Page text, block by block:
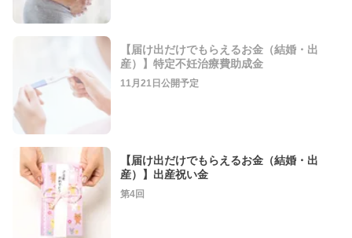
【届け出だけでもらえるお金（結婚・出
産）】特定不妊治療費助成金
11月21日公開予定
【届け出だけでもらえるお金（結婚・出
産）】出産祝い金
第4回